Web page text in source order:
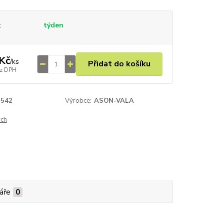
týden
/ks
DPH
Přidat do košíku
542 Výrobce: ASON-VALA
0